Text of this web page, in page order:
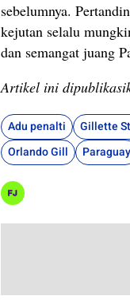
sebelumnya.
kejutan selalu
dan semangat juang
Artikel ini
Adu penalti Gillette
Orlando Gill
Paraguay